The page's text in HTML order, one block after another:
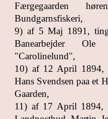
Færgegaarden
Bundgarnsfiskeri,
9) af 5 Maj 1891,
Banearbejder
"Carolinelund",
10) af 12 April
Hans Svendsen paa et
Gaarden,
11) af 17 April